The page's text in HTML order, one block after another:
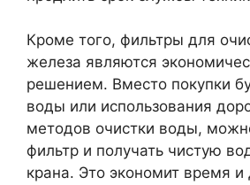
Кроме того, фильтры для
железа являются
решением. Вместо покупки
воды или использования
методов очистки воды,
фильтр и получать чистую
крана. Это экономит время и